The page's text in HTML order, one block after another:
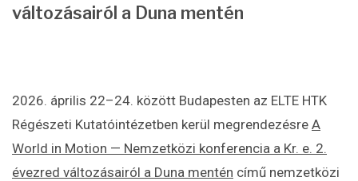
változásairól a Duna mentén
2026. április 22–24. között Budapesten az ELTE HTK
Régészeti Kutatóintézetben kerül megrendezésre A
World in Motion — Nemzetközi konferencia a Kr. e. 2.
évezred változásairól a Duna mentén című nemzetközi